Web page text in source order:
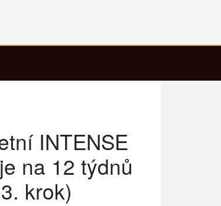
INTENSE
na 12 týdnů
krok)